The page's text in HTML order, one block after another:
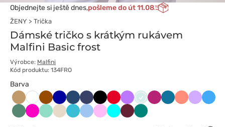
Objednejte si ještě dnes,pošleme do út 11.08
ŽENY Trička
Dámské tričko s krátkým rukávem
Malfini Basic frost
Výrobce: Malfini
Kód produktu: 134FRO
Barva
Beżowy
Biały BrązowyChabrowy
Ciemnoniebieski
Ciemny
granat
CzarnyCzerwony
Fioletowy
Frost fuksjaKaraibskiKoralowy
Light Malinowy
MiętowyMigdałowy
MorskiNiebieskiRóżowyTurkusWiśniowy
Zielony